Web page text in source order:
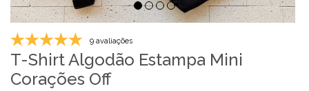
9 avaliações
T-Shirt Algodão Estampa Mini
Corações Off